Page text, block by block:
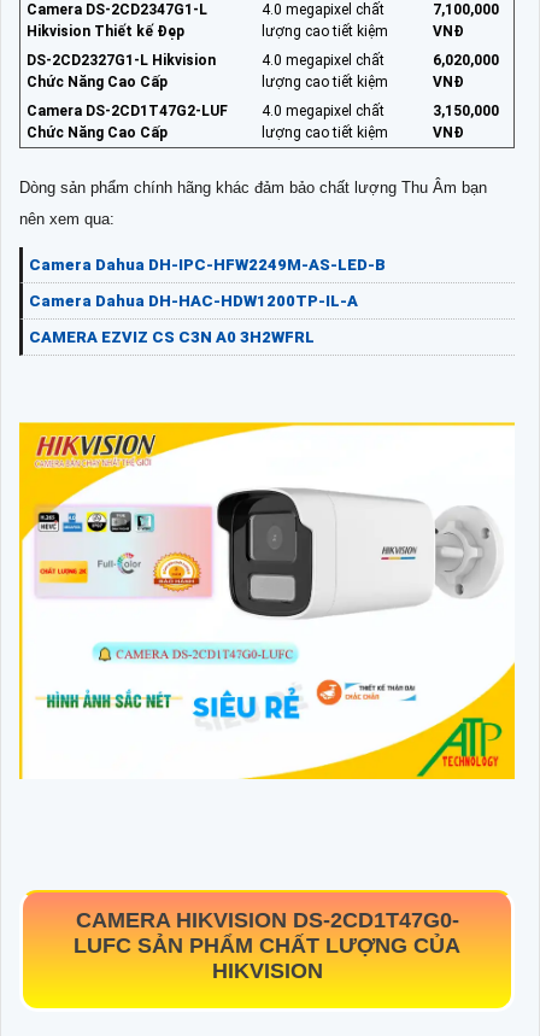
Camera DS-2CD2347G1-L
Hikvision Thiết kế Đẹp
4.0 megapixel chất
lượng cao tiết kiệm
7,100,000
VNĐ
DS-2CD2327G1-L Hikvision
Chức Năng Cao Cấp
4.0 megapixel chất
lượng cao tiết kiệm
6,020,000
VNĐ
Camera DS-2CD1T47G2-LUF
Chức Năng Cao Cấp
4.0 megapixel chất
lượng cao tiết kiệm
3,150,000
VNĐ
Dòng sản phẩm chính hãng khác đảm bảo chất lượng Thu Âm bạn
nên xem qua:
Camera Dahua DH-IPC-HFW2249M-AS-LED-B
Camera Dahua DH-HAC-HDW1200TP-IL-A
CAMERA EZVIZ CS C3N A0 3H2WFRL
CAMERA HIKVISION DS-2CD1T47G0-
LUFC SẢN PHẨM CHẤT LƯỢNG CỦA
HIKVISION